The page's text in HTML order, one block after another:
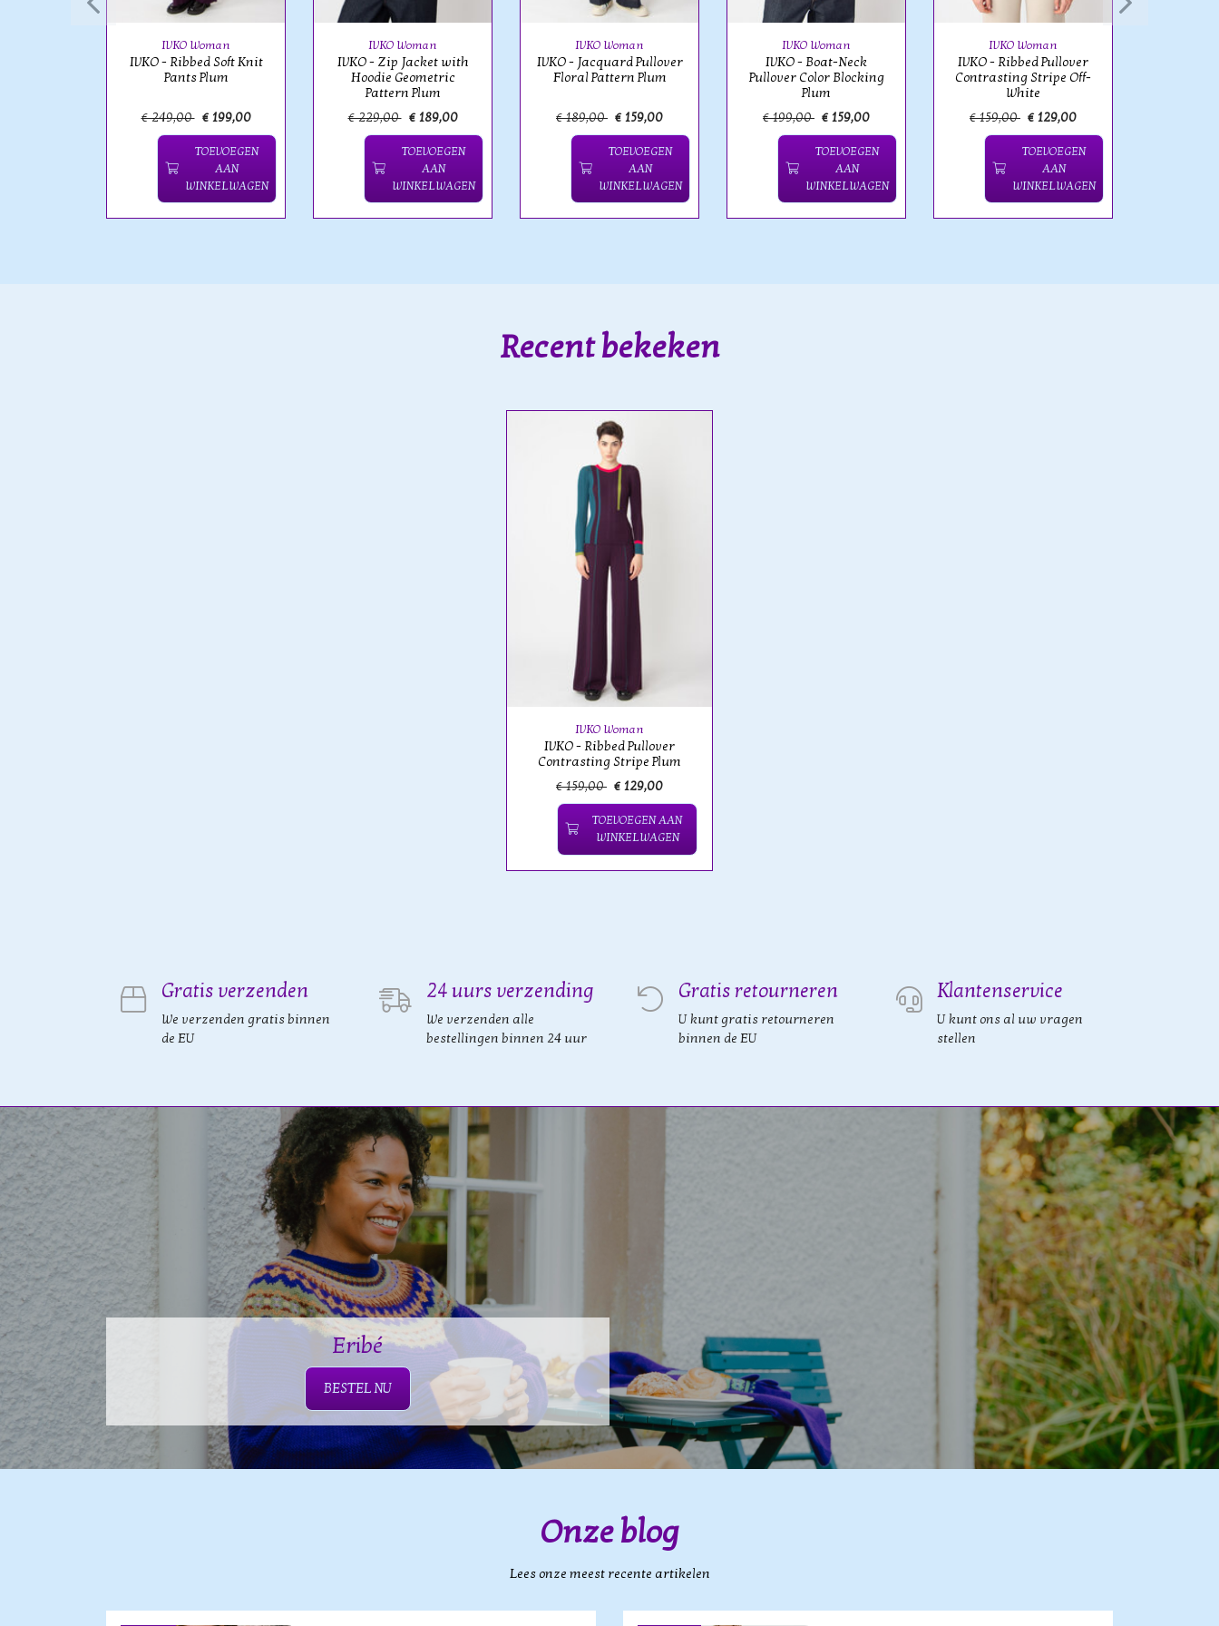
IVKO Woman
IVKO - Ribbed Soft Knit
Pants Plum
€ 249,00 € 199,00
TOEVOEGEN
AAN
WINKELWAGEN
IVKO Woman
IVKO - Zip Jacket with
Hoodie Geometric
Pattern Plum
€ 229,00 € 189,00
TOEVOEGEN
AAN
WINKELWAGEN
IVKO Woman
IVKO - Jacquard Pullover
Floral Pattern Plum
€ 189,00 € 159,00
TOEVOEGEN
AAN
WINKELWAGEN
IVKO Woman
IVKO - Boat-Neck
Pullover Color Blocking
Plum
€ 199,00 € 159,00
TOEVOEGEN
AAN
WINKELWAGEN
IVKO Woman
IVKO - Ribbed Pullover
Contrasting Stripe Off-
White
€ 159,00 € 129,00
TOEVOEGEN
AAN
WINKELWAGEN
Recent bekeken
IVKO Woman
IVKO - Ribbed Pullover
Contrasting Stripe Plum
€ 159,00 € 129,00
TOEVOEGEN AAN
WINKELWAGEN
Gratis verzenden
We verzenden gratis binnen
de EU
24 uurs verzending
We verzenden alle
bestellingen binnen 24 uur
Gratis retourneren
U kunt gratis retourneren
binnen de EU
Klantenservice
U kunt ons al uw vragen
stellen
Eribé
BESTEL NU
Onze blog
Lees onze meest recente artikelen